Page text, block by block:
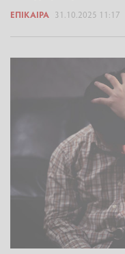
ΕΠΊΚΑΙΡΑ 31.10.2025 11:17